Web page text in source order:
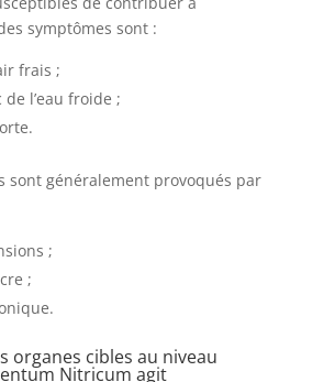
symptômes sont :
frais ;
l’eau froide ;
sont généralement provoqués par
;
;
organes cibles au niveau
Nitricum agit